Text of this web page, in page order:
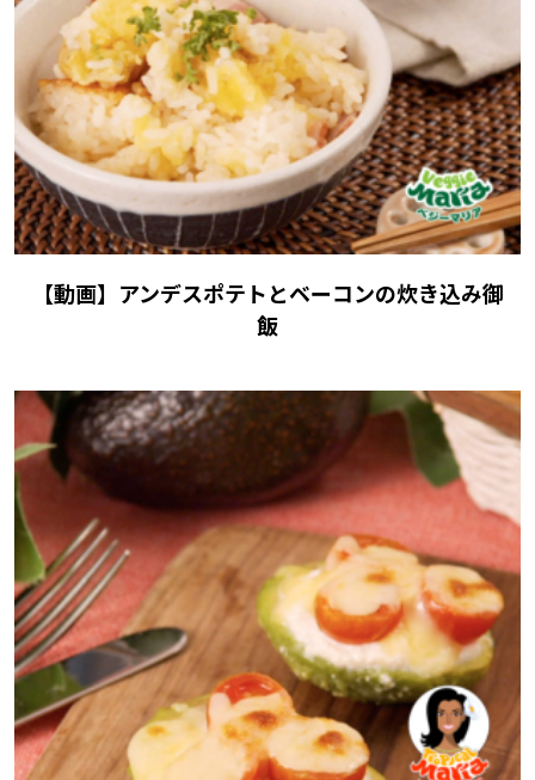
【動画】アンデスポテトとベーコンの炊き込み御
飯